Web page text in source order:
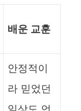
배운 교훈
안정적이
라 믿었던